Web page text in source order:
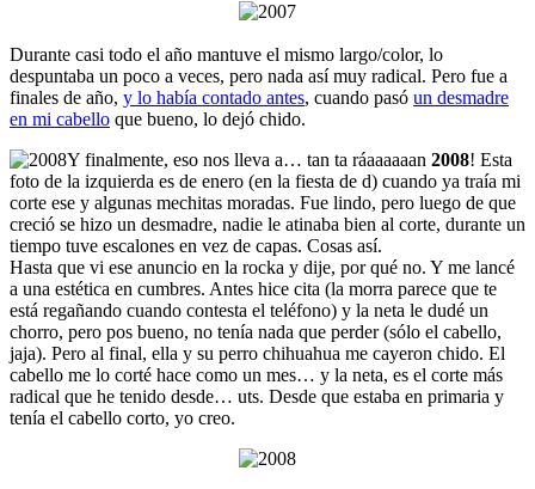
Durante casi todo el año mantuve el mismo largo/color, lo
despuntaba un poco a veces, pero nada así muy radical. Pero fue a
finales de año, y lo había contado antes, cuando pasó un desmadre
en mi cabello que bueno, lo dejó chido.
Y finalmente, eso nos lleva a… tan ta ráaaaaaan 2008! Esta
foto de la izquierda es de enero (en la fiesta de d) cuando ya traía mi
corte ese y algunas mechitas moradas. Fue lindo, pero luego de que
creció se hizo un desmadre, nadie le atinaba bien al corte, durante un
tiempo tuve escalones en vez de capas. Cosas así.
Hasta que vi ese anuncio en la rocka y dije, por qué no. Y me lancé
a una estética en cumbres. Antes hice cita (la morra parece que te
está regañando cuando contesta el teléfono) y la neta le dudé un
chorro, pero pos bueno, no tenía nada que perder (sólo el cabello,
jaja). Pero al final, ella y su perro chihuahua me cayeron chido. El
cabello me lo corté hace como un mes… y la neta, es el corte más
radical que he tenido desde… uts. Desde que estaba en primaria y
tenía el cabello corto, yo creo.